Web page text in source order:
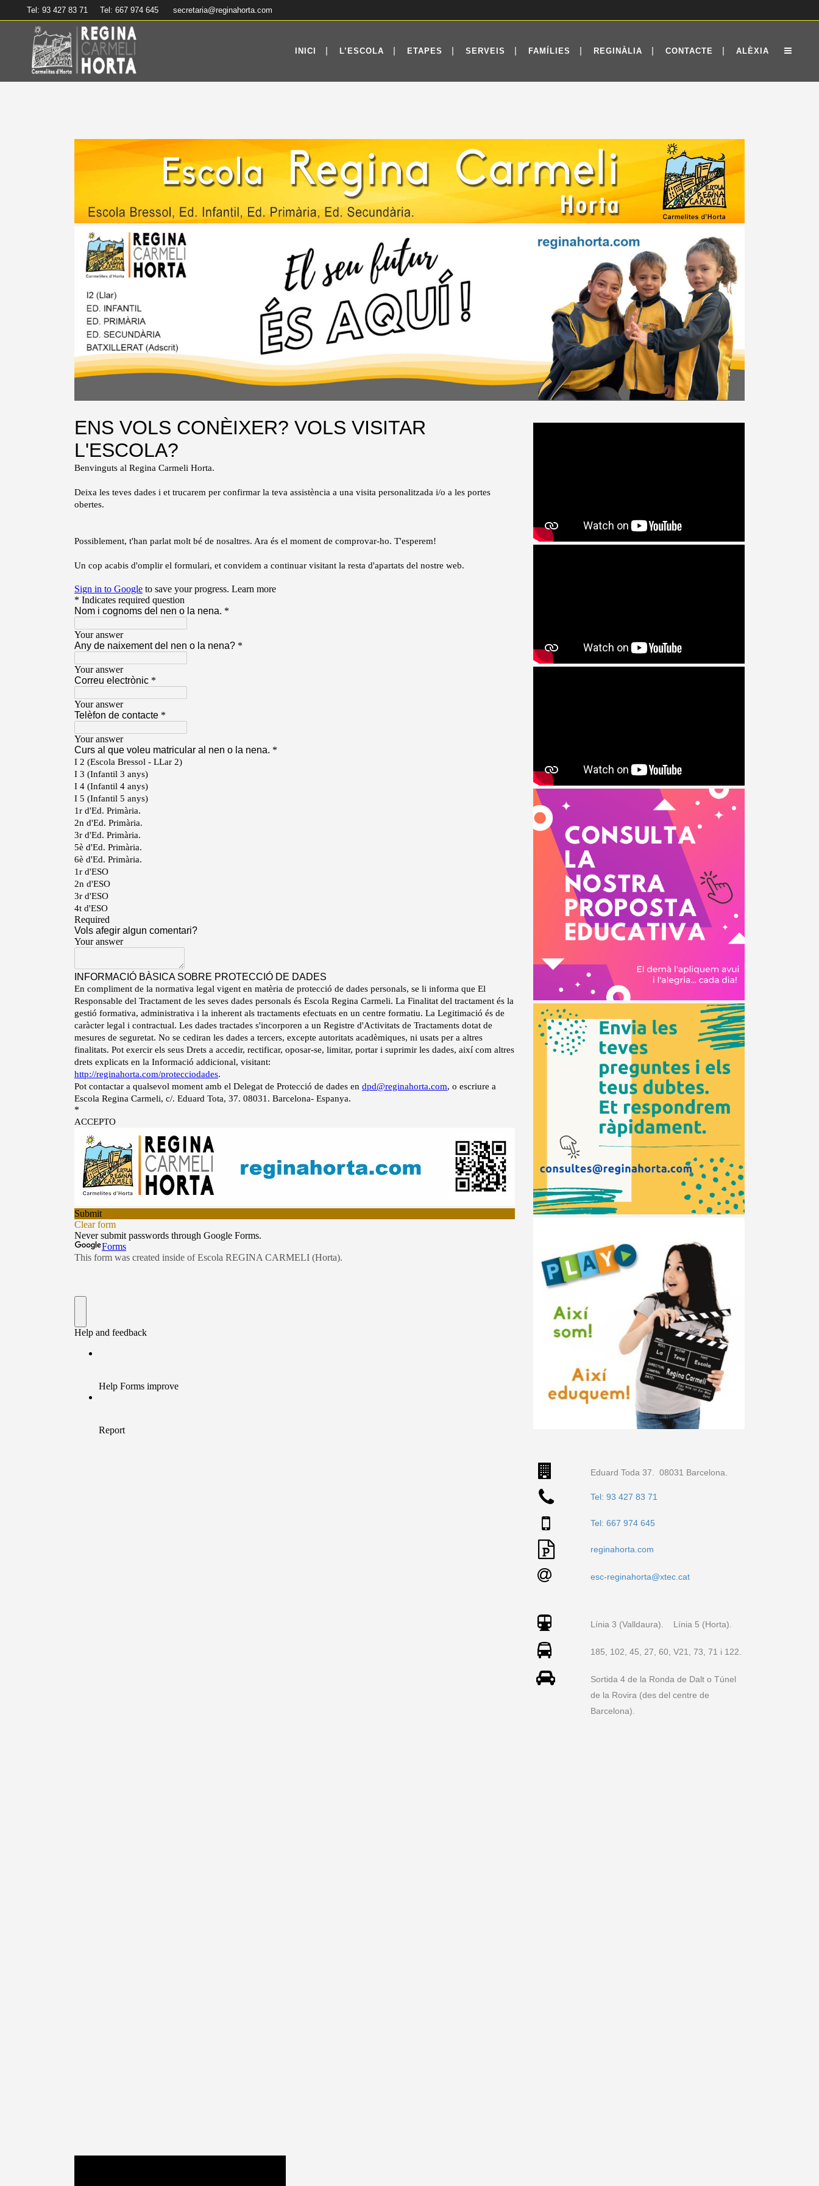
Tel: 93 427 83 71 Tel: 667 974 645 secretaria@reginahorta.com
INICI L’ESCOLA ETAPES SERVEIS FAMÍLIES REGINÀLIA CONTACTE ALÈXIA
Eduard Toda 37. 08031 Barcelona.
Tel: 93 427 83 71
Tel: 667 974 645
reginahorta.com
esc-reginahorta@xtec.cat
Línia 3 (Valldaura). Línia 5 (Horta).
185, 102, 45, 27, 60, V21, 73, 71 i 122.
Sortida 4 de la Ronda de Dalt o Túnel
de la Rovira (des del centre de
Barcelona).